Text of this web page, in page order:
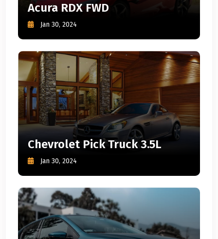
Acura RDX FWD
Jan 30, 2024
Chevrolet Pick Truck 3.5L
Jan 30, 2024